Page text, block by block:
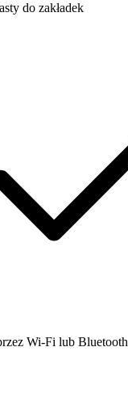
do zakładek
Wi-Fi lub Bluetooth